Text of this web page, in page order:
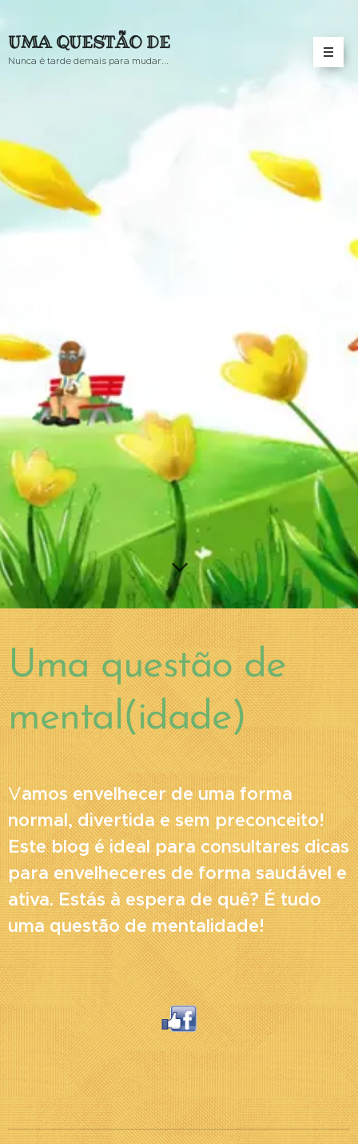
UMA QUESTÃO DE
(MENTAL)IDADE
Nunca é tarde demais para mudar...
Uma questão de
mental(idade)
Vamos envelhecer de uma forma
normal, divertida e sem preconceito!
Este blog é ideal para consultares dicas
para envelheceres de forma saudável e
ativa. Estás à espera de quê? É tudo
uma questão de mentalidade!